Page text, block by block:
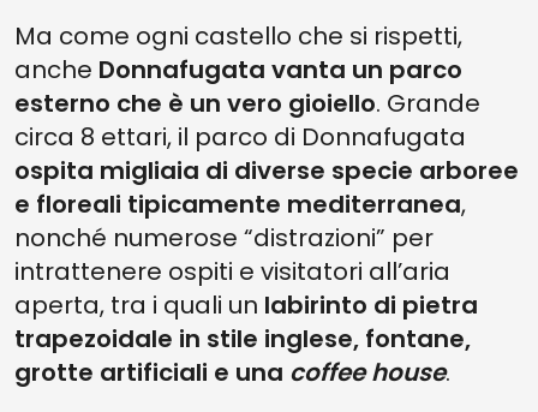
Ma come ogni castello che si rispetti,
anche Donnafugata vanta un parco
esterno che è un vero gioiello. Grande
circa 8 ettari, il parco di Donnafugata
ospita migliaia di diverse specie arboree
e floreali tipicamente mediterranea,
nonché numerose “distrazioni” per
intrattenere ospiti e visitatori all’aria
aperta, tra i quali un labirinto di pietra
trapezoidale in stile inglese, fontane,
grotte artificiali e una coffee house.